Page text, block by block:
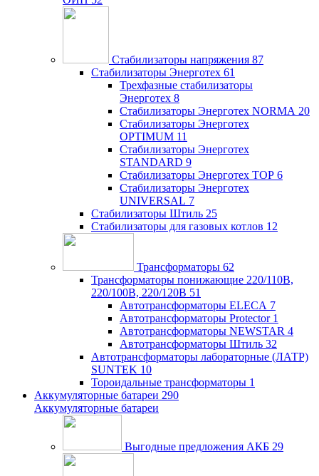
Стабилизаторы напряжения 87
Стабилизаторы Энерготех 61
Трехфазные стабилизаторы
Энерготех 8
Стабилизаторы Энерготех NORMA 20
Стабилизаторы Энерготех
OPTIMUM 11
Стабилизаторы Энерготех
STANDARD 9
Стабилизаторы Энерготех TOP 6
Стабилизаторы Энерготех
UNIVERSAL 7
Стабилизаторы Штиль 25
Стабилизаторы для газовых котлов 12
Трансформаторы 62
Трансформаторы понижающие 220/110В,
220/100В, 220/120В 51
Автотрансформаторы ELECA 7
Автотрансформаторы Protector 1
Автотрансформаторы NEWSTAR 4
Автотрансформаторы Штиль 32
Автотрансформаторы лабораторные (ЛАТР)
SUNTEK 10
Тороидальные трансформаторы 1
Аккумуляторные батареи 290
Аккумуляторные батареи
Выгодные предложения АКБ 29